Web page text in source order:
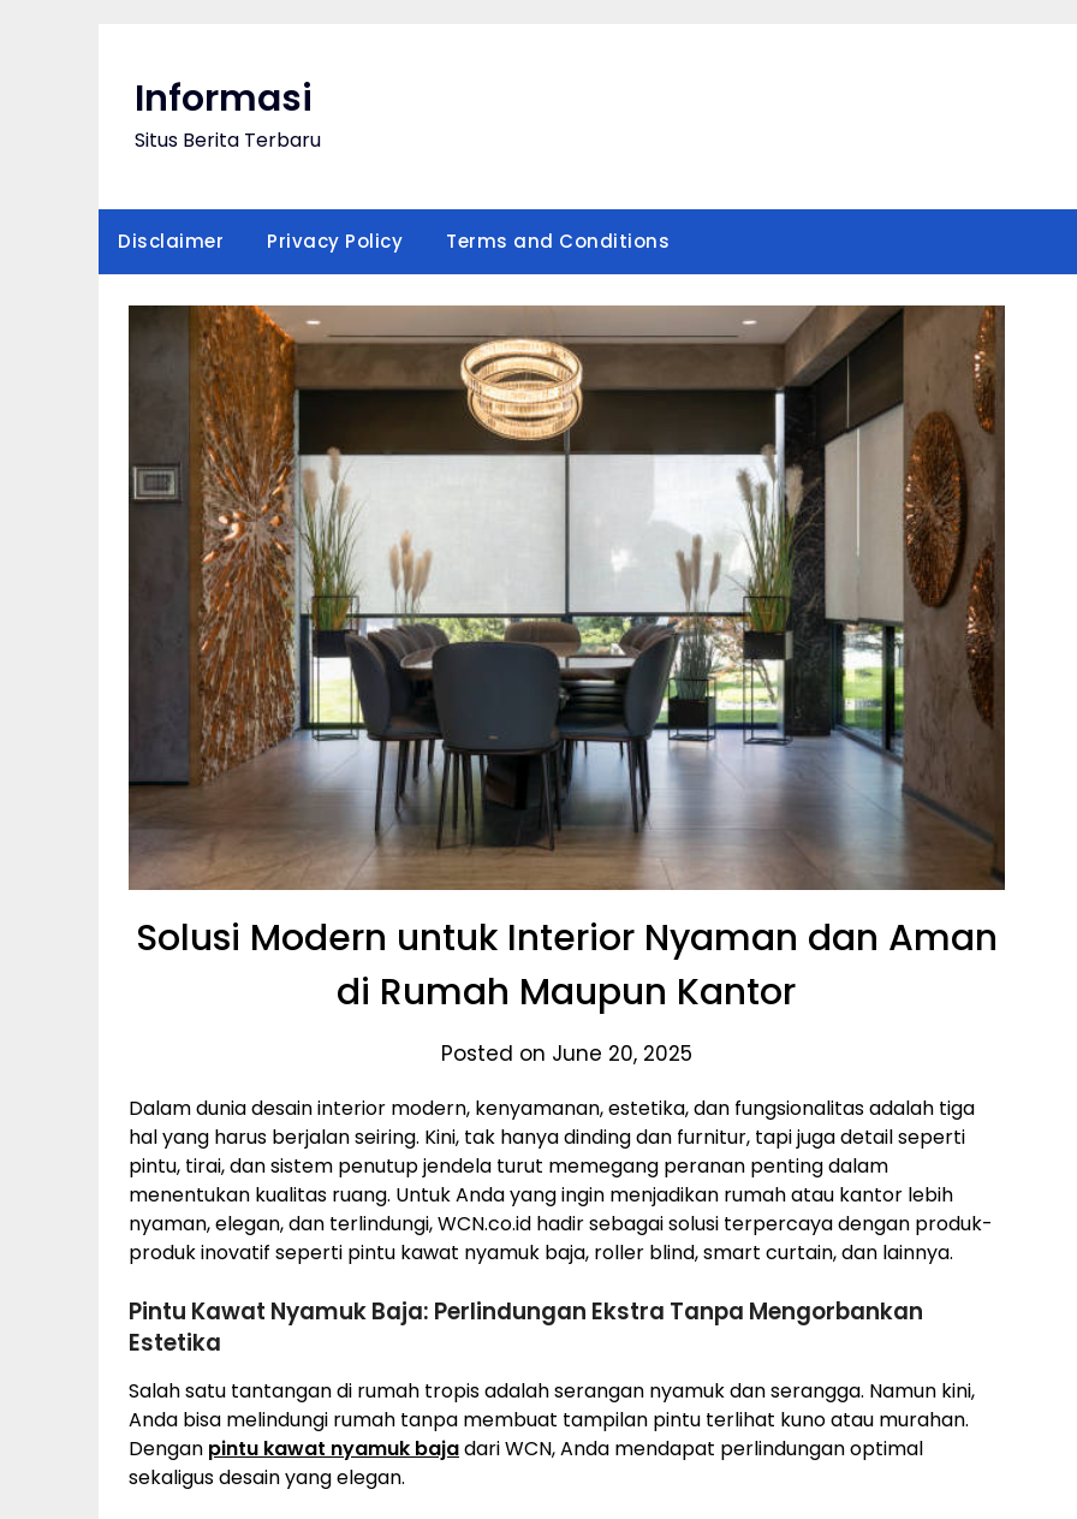
Informasi
Situs Berita Terbaru
Disclaimer Privacy Policy Terms and Conditions
Solusi Modern untuk Interior Nyaman dan Aman
di Rumah Maupun Kantor
Posted on June 20, 2025
Dalam dunia desain interior modern, kenyamanan, estetika, dan fungsionalitas adalah tiga
hal yang harus berjalan seiring. Kini, tak hanya dinding dan furnitur, tapi juga detail seperti
pintu, tirai, dan sistem penutup jendela turut memegang peranan penting dalam
menentukan kualitas ruang. Untuk Anda yang ingin menjadikan rumah atau kantor lebih
nyaman, elegan, dan terlindungi, WCN.co.id hadir sebagai solusi terpercaya dengan produk-
produk inovatif seperti pintu kawat nyamuk baja, roller blind, smart curtain, dan lainnya.
Pintu Kawat Nyamuk Baja: Perlindungan Ekstra Tanpa Mengorbankan
Estetika
Salah satu tantangan di rumah tropis adalah serangan nyamuk dan serangga. Namun kini,
Anda bisa melindungi rumah tanpa membuat tampilan pintu terlihat kuno atau murahan.
Dengan pintu kawat nyamuk bajadari WCN, Anda mendapat perlindungan optimal
sekaligus desain yang elegan.